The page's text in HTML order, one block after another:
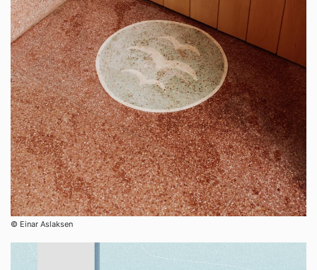
© Einar Aslaksen